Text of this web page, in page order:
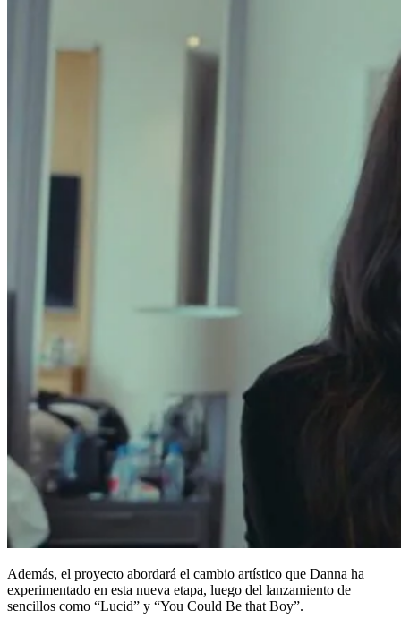
Además, el proyecto abordará el cambio artístico que Danna ha
experimentado en esta nueva etapa, luego del lanzamiento de
sencillos como “Lucid” y “You Could Be that Boy”.